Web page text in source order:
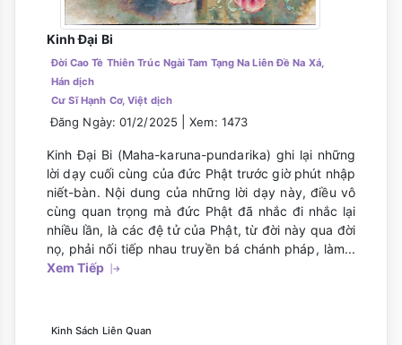
Kinh Đại Bi
Đời Cao Tề Thiên Trúc Ngài Tam Tạng Na Liên Đề Na Xá,
Hán dịch
Cư Sĩ Hạnh Cơ, Việt dịch
Đăng Ngày: 01/2/2025 |Xem: 1473
Kinh Đại Bi (Maha-karuna-pundarika) ghi lại những
lời dạy cuối cùng của đức Phật trước giờ phút nhập
niết-bàn. Nội dung của những lời dạy này, điều vô
cùng quan trọng mà đức Phật đã nhắc đi nhắc lại
nhiều lần, là các đệ tử của Phật, từ đời này qua đời
nọ, phải nối tiếp nhau truyền bá chánh pháp, làm...
Xem Tiếp
Kinh Sách Liên Quan